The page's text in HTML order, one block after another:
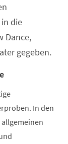
die
Dance,
gegeben.
In den